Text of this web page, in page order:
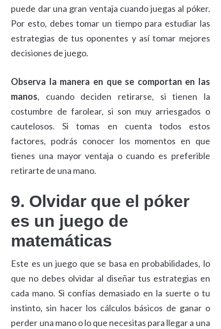
puede dar una gran ventaja cuando juegas al póker.
Por esto, debes tomar un tiempo para estudiar las
estrategias de tus oponentes y así tomar mejores
decisiones de juego.
Observa la manera en que se comportan en las
manos, cuando deciden retirarse, si tienen la
costumbre de farolear, si son muy arriesgados o
cautelosos. Si tomas en cuenta todos estos
factores, podrás conocer los momentos en que
tienes una mayor ventaja o cuando es preferible
retirarte de una mano.
9. Olvidar que el póker
es un juego de
matemáticas
Este es un juego que se basa en probabilidades, lo
que no debes olvidar al diseñar tus estrategias en
cada mano. Si confías demasiado en la suerte o tu
instinto, sin hacer los cálculos básicos de ganar o
perder una mano o lo que necesitas para llegar a una